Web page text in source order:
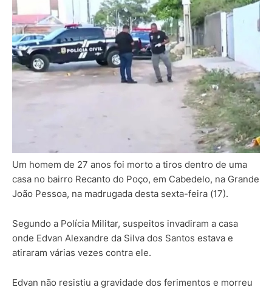
Um homem de 27 anos foi morto a tiros dentro de uma
casa no bairro Recanto do Poço, em Cabedelo, na Grande
João Pessoa, na madrugada desta sexta-feira (17).
Segundo a Polícia Militar, suspeitos invadiram a casa
onde Edvan Alexandre da Silva dos Santos estava e
atiraram várias vezes contra ele.
Edvan não resistiu a gravidade dos ferimentos e morreu